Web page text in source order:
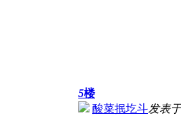
5楼
酸菜抿圪斗发表